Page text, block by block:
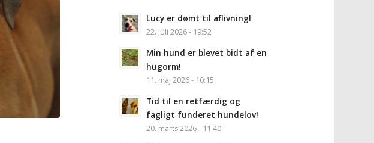
Lucy er dømt til aflivning!
22. juli 2026 - 19:52
Min hund er blevet bidt af en
hugorm!
11. maj 2026 - 10:15
Tid til en retfærdig og
fagligt funderet hundelov!
20. marts 2026 - 11:40